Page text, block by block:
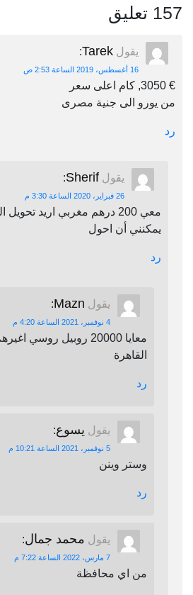
157 تعليق
يقول Tarek
:
16 أغسطس، 2019 الساعة 2:53 ص
€ 3050, كام اعلى سعر
من يورو الى جنية مصرى
رد
يقول Sherif
:
26 فبراير، 2020 الساعة 3:30 م
معي 200 درهم مغربي اريد
يمكنني أن احول
رد
يقول Mazn
:
4 نوفمبر، 2021 الساعة 4:20 م
معايا 20000 روبيل روسي
القاهرة
رد
يقول يسوع:
5 نوفمبر، 2021 الساعة 10:21 م
وستر وينن
رد
يقول محمد جمال:
7 مارس، 2022 الساعة 7:22 م
من اي محافظة